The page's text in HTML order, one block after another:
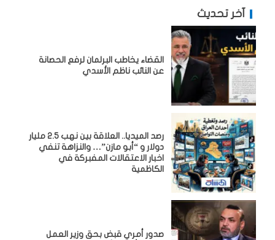
آخر تحديث
القضاء يخاطب البرلمان لرفع الحصانة
عن النائب ناظم الأسدي
رصد الميديا.. العلاقة بين نهب 2.5 مليار
دولار و “أبو مازن”… والنزاهة تنفي
اخبار الاعتقالات المفبركة في
الكاظمية
صدور أمري قبض بحق وزير العمل